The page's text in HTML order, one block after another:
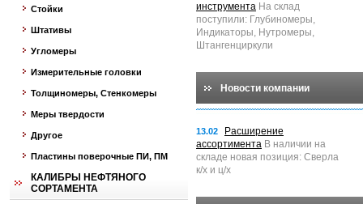
Стойки
Штативы
Угломеры
Измерительные головки
Толщиномеры, Стенкомеры
Меры твердости
Другое
Пластины поверочные ПИ, ПМ
КАЛИБРЫ НЕФТЯНОГО
СОРТАМЕНТА
инструмента На склад
поступили: Глубиномеры,
Индикаторы, Нутромеры,
Штангенциркули
Новости компании
13.02
Расширение
ассортимента В наличии на
складе новая позиция: Сверла
к/х и ц/х